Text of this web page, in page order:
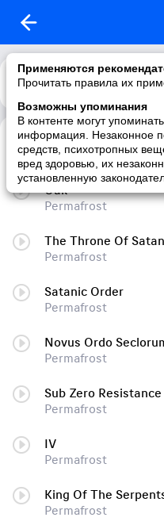
Применяются
Прочитать правила их
Возможны упоминания
В контенте могут
информация. Незаконное
средств, психотропных
вред здоровью, их
установленную
Каталог
Kraft durch Krieg
Permafrost
Oak
Permafrost
The Throne Of Satan
Permafrost
Satanic Order
Permafrost
Novus Ordo
Permafrost
Sub Zero Resistance
Permafrost
IV
Permafrost
King Of The
Permafrost